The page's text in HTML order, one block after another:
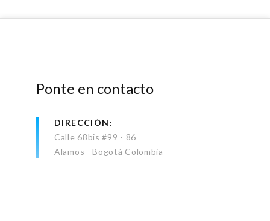
Ponte en contacto
DIRECCIÓN
Calle 68bis #99 - 86
Alamos - Bogotá Colombia